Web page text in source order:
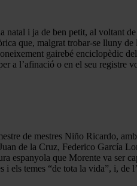
natal i ja de ben petit, al voltant
que, malgrat trobar-se lluny de
gairebé enciclopèdic
a l’afinació o en el seu registre
de mestres Niño Ricardo,
de la Cruz, Federico García
que Morente va ser
els temes “de tota la vida”, i, de